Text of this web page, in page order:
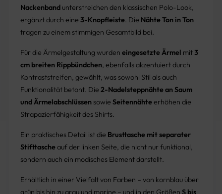
Nackenband unterstreichen den klassischen Polo-Look,
ergänzt durch eine 3-Knopfleiste . Die Nähte Ton in Ton
tragen zu einem stimmigen Gesamtbild bei.
Für die Ärmelgestaltung wurden eingesetzte Ärmel mit3
cm breiten Rippbündchen , ebenfalls akzentuiert durch
Kontraststreifen, gewählt, was sowohl Stil als auch
Funktionalität betont. Die 2-Nadelsteppnähte an Saum
und Ärmelabschlüssen sowie Seitennähteerhöhen die
Strapazierfähigkeit des Shirts.
Ein praktisches Detail ist die Brusttasche mit separater
Stifttascheauf der linken Seite, die nicht nur funktional,
sondern auch ein modisches Element darstellt.
Erhältlich in einer Vielfalt von Farben – von kornblau über
grün bis hin zu grau und marine – und in den Größen S bis